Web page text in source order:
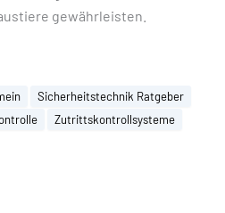
gewährleisten.
Sicherheitstechnik Ratgeber
Zutrittskontrollsysteme